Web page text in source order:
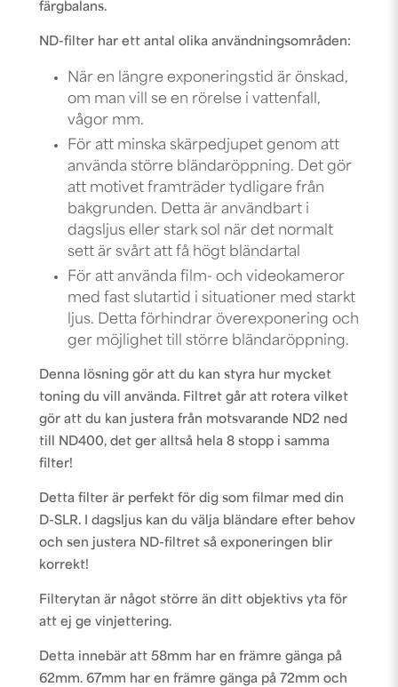
färgbalans.
ND-filter har ett antal olika användningsområden:
När en längre exponeringstid är önskad,
om man vill se en rörelse i vattenfall,
vågor mm.
För att minska skärpedjupet genom att
använda större bländaröppning. Det gör
att motivet framträder tydligare från
bakgrunden. Detta är användbart i
dagsljus eller stark sol när det normalt
sett är svårt att få högt bländartal
För att använda film- och videokameror
med fast slutartid i situationer med starkt
ljus. Detta förhindrar överexponering och
ger möjlighet till större bländaröppning.
Denna lösning gör att du kan styra hur mycket
toning du vill använda. Filtret går att rotera vilket
gör att du kan justera från motsvarande ND2 ned
till ND400, det ger alltså hela 8 stopp i samma
filter!
Detta filter är perfekt för dig som filmar med din
D-SLR. I dagsljus kan du välja bländare efter behov
och sen justera ND-filtret så exponeringen blir
korrekt!
Filterytan är något större än ditt objektivs yta för
att ej ge vinjettering.
Detta innebär att 58mm har en främre gänga på
62mm. 67mm har en främre gänga på 72mm och